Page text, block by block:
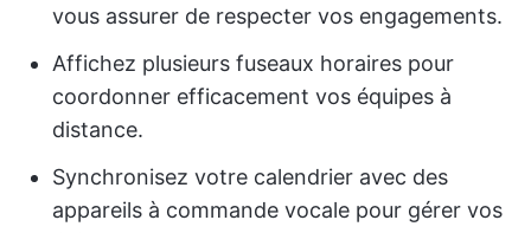
vous assurer de respecter vos engagements.
Affichez plusieurs fuseaux horaires pour
coordonner efficacement vos équipes à
distance.
Synchronisez votre calendrier avec des
appareils à commande vocale pour gérer vos